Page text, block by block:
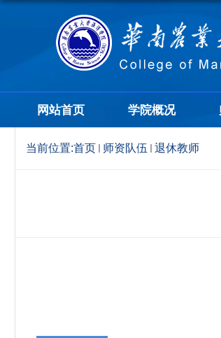
网站首页 学院概况
当前位置:首页 师资队伍 退休教师